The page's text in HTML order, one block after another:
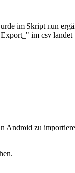
im Skript nun
im csv landet
Android zu